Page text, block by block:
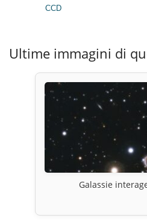
CCD
Ultime immagini di
Galassie